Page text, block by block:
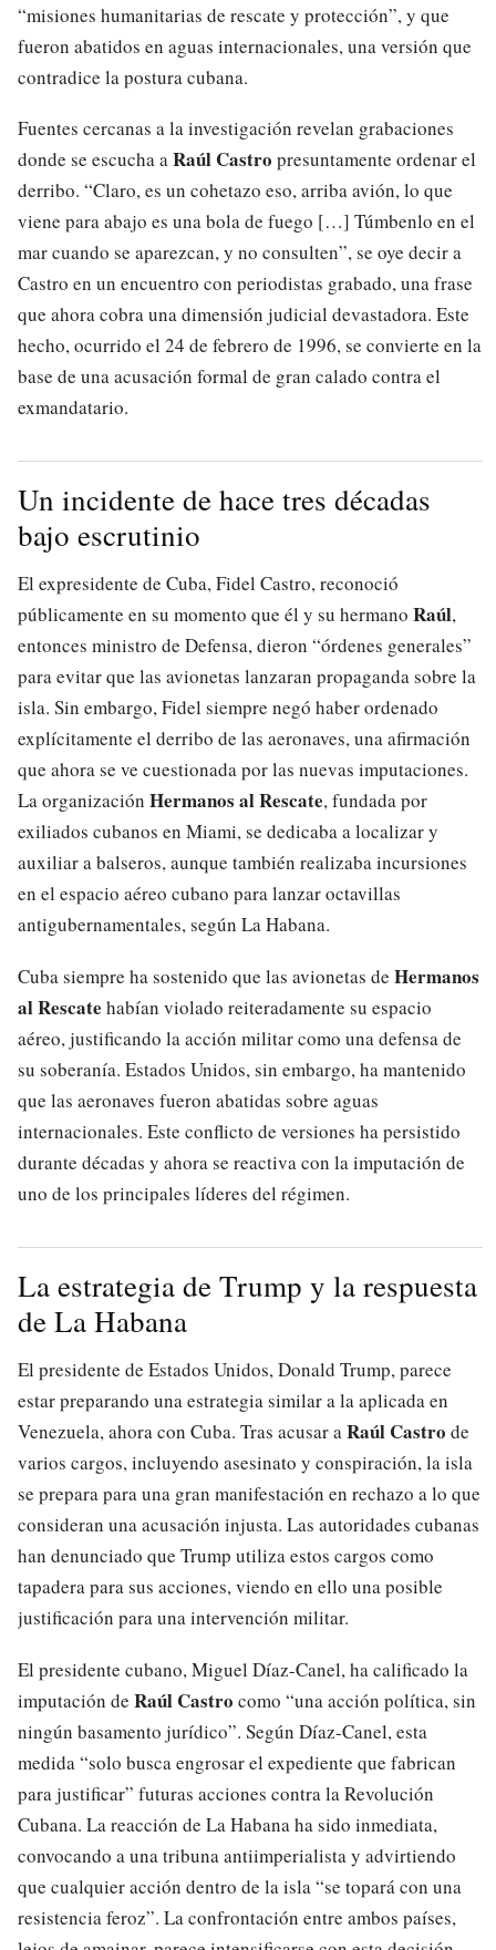
“misiones humanitarias de rescate y protección”, y que
fueron abatidos en aguas internacionales, una versión que
contradice la postura cubana.
Fuentes cercanas a la investigación revelan grabaciones
donde se escucha aRaúl Castro presuntamente ordenar el
derribo. “Claro, es un cohetazo eso, arriba avión, lo que
viene para abajo es una bola de fuego […] Túmbenlo en el
mar cuando se aparezcan, y no consulten”, se oye decir a
Castro en un encuentro con periodistas grabado, una frase
que ahora cobra una dimensión judicial devastadora. Este
hecho, ocurrido el 24 de febrero de 1996, se convierte en la
base de una acusación formal de gran calado contra el
exmandatario.
Un incidente de hace tres décadas
bajo escrutinio
El expresidente de Cuba, Fidel Castro, reconoció
públicamente en su momento que él y su hermano Raúl,
entonces ministro de Defensa, dieron “órdenes generales”
para evitar que las avionetas lanzaran propaganda sobre la
isla. Sin embargo, Fidel siempre negó haber ordenado
explícitamente el derribo de las aeronaves, una afirmación
que ahora se ve cuestionada por las nuevas imputaciones.
La organización Hermanos al Rescate, fundada por
exiliados cubanos en Miami, se dedicaba a localizar y
auxiliar a balseros, aunque también realizaba incursiones
en el espacio aéreo cubano para lanzar octavillas
antigubernamentales, según La Habana.
Cuba siempre ha sostenido que las avionetas de Hermanos
al Rescate habían violado reiteradamente su espacio
aéreo, justificando la acción militar como una defensa de
su soberanía. Estados Unidos, sin embargo, ha mantenido
que las aeronaves fueron abatidas sobre aguas
internacionales. Este conflicto de versiones ha persistido
durante décadas y ahora se reactiva con la imputación de
uno de los principales líderes del régimen.
La estrategia de Trump y la respuesta
de La Habana
El presidente de Estados Unidos, Donald Trump, parece
estar preparando una estrategia similar a la aplicada en
Venezuela, ahora con Cuba. Tras acusar aRaúl Castro de
varios cargos, incluyendo asesinato y conspiración, la isla
se prepara para una gran manifestación en rechazo a lo que
consideran una acusación injusta. Las autoridades cubanas
han denunciado que Trump utiliza estos cargos como
tapadera para sus acciones, viendo en ello una posible
justificación para una intervención militar.
El presidente cubano, Miguel Díaz-Canel, ha calificado la
imputación de Raúl Castro como “una acción política, sin
ningún basamento jurídico”. Según Díaz-Canel, esta
medida “solo busca engrosar el expediente que fabrican
para justificar” futuras acciones contra la Revolución
Cubana. La reacción de La Habana ha sido inmediata,
convocando a una tribuna antiimperialista y advirtiendo
que cualquier acción dentro de la isla “se topará con una
resistencia feroz”. La confrontación entre ambos países,